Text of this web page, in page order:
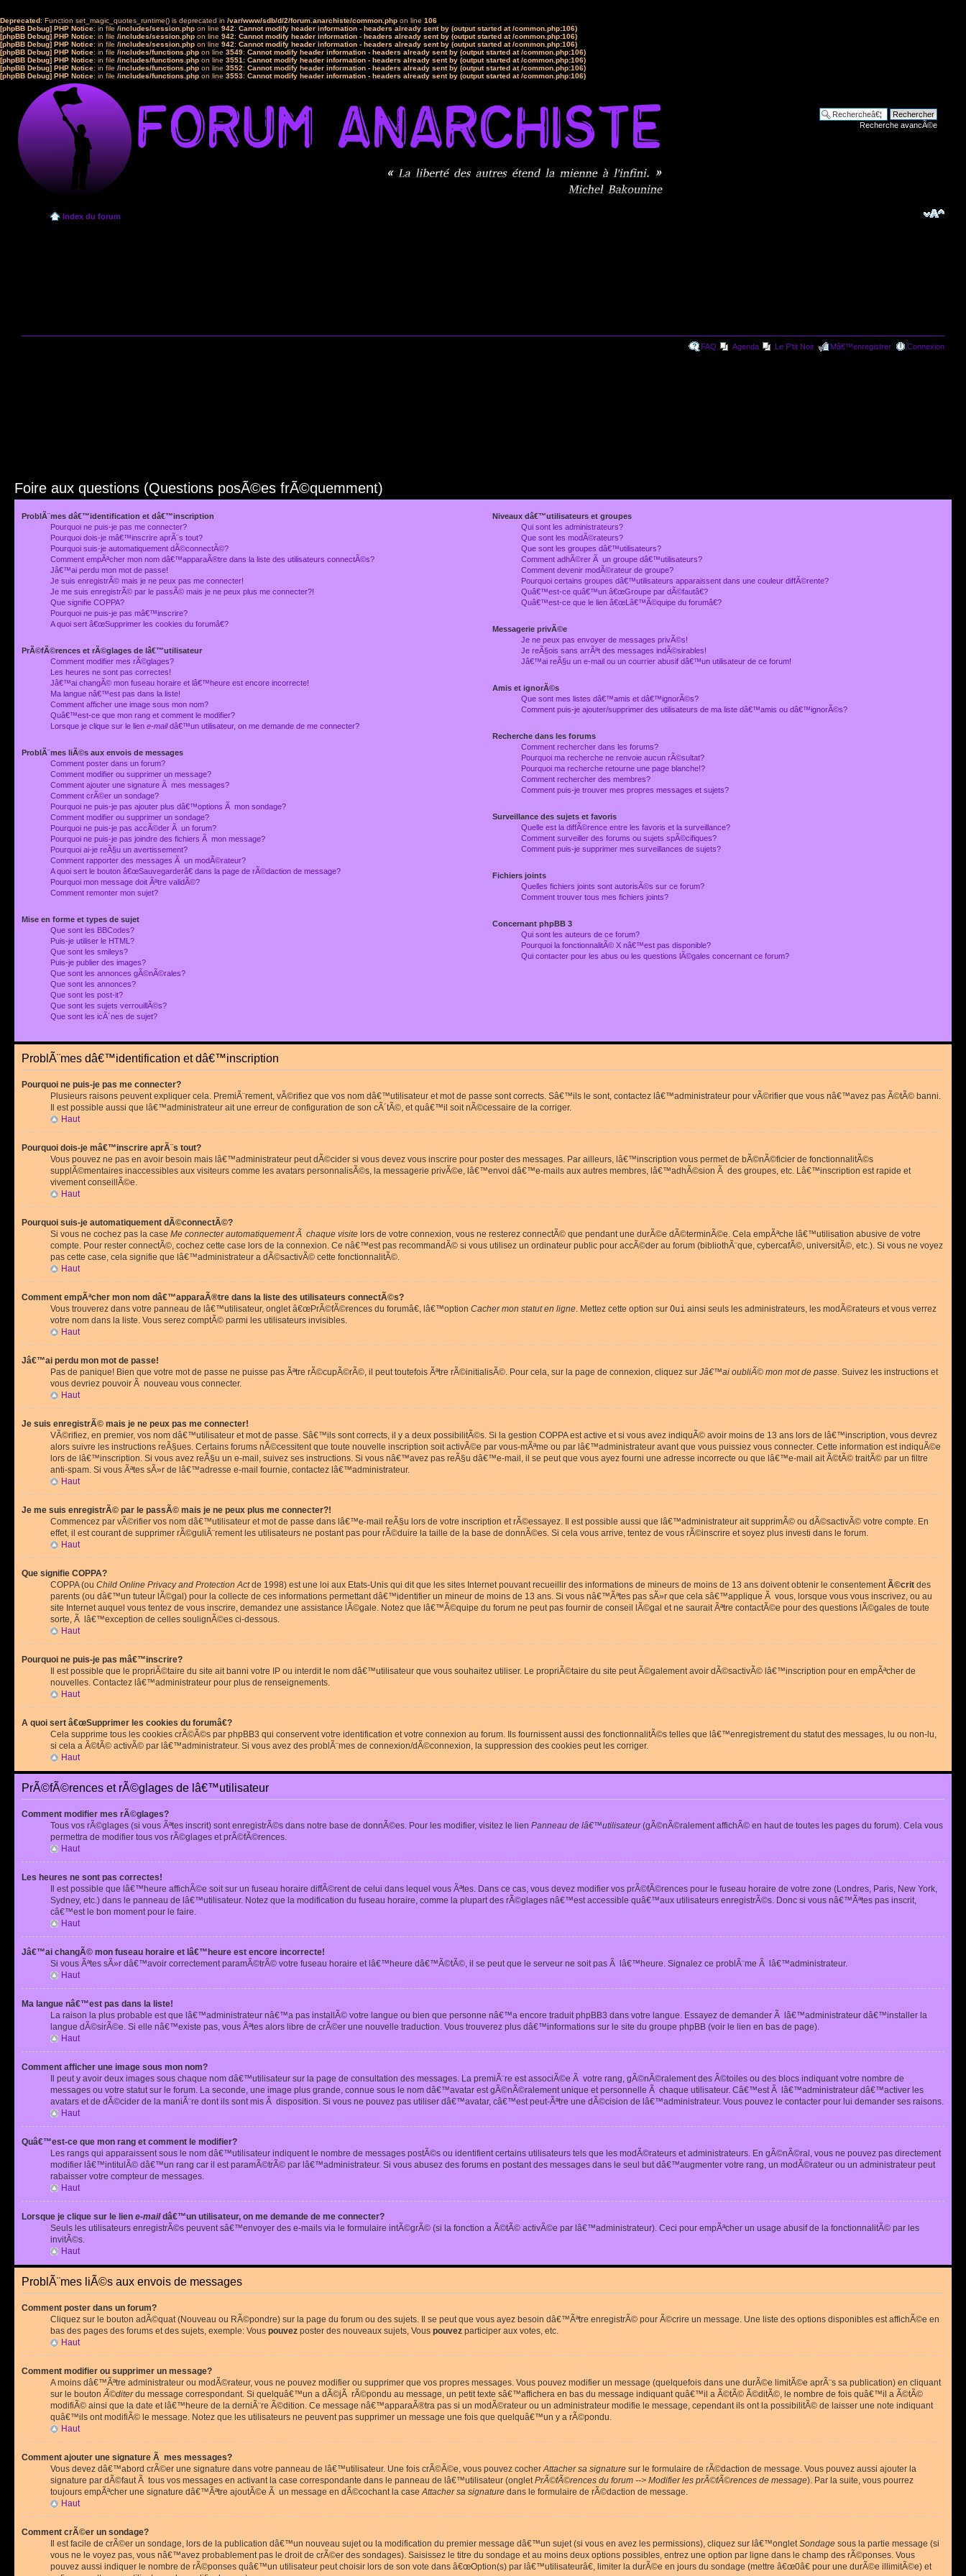
Deprecated: Function set_magic_quotes_runtime() is deprecated in /var/www/sdb/d/2/forum.anarchiste/common.php on line 106
[phpBB Debug] PHP Notice: in file /includes/session.php on line 942: Cannot modify header information - headers already sent by (output started at /common.php:106)
[phpBB Debug] PHP Notice: in file /includes/session.php on line 942: Cannot modify header information - headers already sent by (output started at /common.php:106)
[phpBB Debug] PHP Notice: in file /includes/session.php on line 942: Cannot modify header information - headers already sent by (output started at /common.php:106)
[phpBB Debug] PHP Notice: in file /includes/functions.php on line 3549: Cannot modify header information - headers already sent by (output started at /common.php:106)
[phpBB Debug] PHP Notice: in file /includes/functions.php on line 3551: Cannot modify header information - headers already sent by (output started at /common.php:106)
[phpBB Debug] PHP Notice: in file /includes/functions.php on line 3552: Cannot modify header information - headers already sent by (output started at /common.php:106)
[phpBB Debug] PHP Notice: in file /includes/functions.php on line 3553: Cannot modify header information - headers already sent by (output started at /common.php:106)
Recherche avancÃ©e
Index du forum
FAQ Agenda Le P'tit Noir Mâ€™enregistrer Connexion
Foire aux questions (Questions posÃ©es frÃ©quemment)
ProblÃ¨mes dâ€™identification et dâ€™inscription
Pourquoi ne puis-je pas me connecter?
Pourquoi dois-je mâ€™inscrire aprÃ¨s tout?
Pourquoi suis-je automatiquement dÃ©connectÃ©?
Comment empÃªcher mon nom dâ€™apparaÃ®tre dans la liste des utilisateurs connectÃ©s?
Jâ€™ai perdu mon mot de passe!
Je suis enregistrÃ© mais je ne peux pas me connecter!
Je me suis enregistrÃ© par le passÃ© mais je ne peux plus me connecter?!
Que signifie COPPA?
Pourquoi ne puis-je pas mâ€™inscrire?
A quoi sert â€œSupprimer les cookies du forumâ€?
PrÃ©fÃ©rences et rÃ©glages de lâ€™utilisateur
Comment modifier mes rÃ©glages?
Les heures ne sont pas correctes!
Jâ€™ai changÃ© mon fuseau horaire et lâ€™heure est encore incorrecte!
Ma langue nâ€™est pas dans la liste!
Comment afficher une image sous mon nom?
Quâ€™est-ce que mon rang et comment le modifier?
Lorsque je clique sur le lien e-maildâ€™un utilisateur, on me demande de me connecter?
ProblÃ¨mes liÃ©s aux envois de messages
Comment poster dans un forum?
Comment modifier ou supprimer un message?
Comment ajouter une signature Ã mes messages?
Comment crÃ©er un sondage?
Pourquoi ne puis-je pas ajouter plus dâ€™options Ã mon sondage?
Comment modifier ou supprimer un sondage?
Pourquoi ne puis-je pas accÃ©der Ã un forum?
Pourquoi ne puis-je pas joindre des fichiers Ã mon message?
Pourquoi ai-je reÃ§u un avertissement?
Comment rapporter des messages Ã un modÃ©rateur?
A quoi sert le bouton â€œSauvegarderâ€ dans la page de rÃ©daction de message?
Pourquoi mon message doit Ãªtre validÃ©?
Comment remonter mon sujet?
Mise en forme et types de sujet
Que sont les BBCodes?
Puis-je utiliser le HTML?
Que sont les smileys?
Puis-je publier des images?
Que sont les annonces gÃ©nÃ©rales?
Que sont les annonces?
Que sont les post-it?
Que sont les sujets verrouillÃ©s?
Que sont les icÃ´nes de sujet?
Niveaux dâ€™utilisateurs et groupes
Qui sont les administrateurs?
Que sont les modÃ©rateurs?
Que sont les groupes dâ€™utilisateurs?
Comment adhÃ©rer Ã un groupe dâ€™utilisateurs?
Comment devenir modÃ©rateur de groupe?
Pourquoi certains groupes dâ€™utilisateurs apparaissent dans une couleur diffÃ©rente?
Quâ€™est-ce quâ€™un â€œGroupe par dÃ©fautâ€?
Quâ€™est-ce que le lien â€œLâ€™Ã©quipe du forumâ€?
Messagerie privÃ©e
Je ne peux pas envoyer de messages privÃ©s!
Je reÃ§ois sans arrÃªt des messages indÃ©sirables!
Jâ€™ai reÃ§u un e-mail ou un courrier abusif dâ€™un utilisateur de ce forum!
Amis et ignorÃ©s
Que sont mes listes dâ€™amis et dâ€™ignorÃ©s?
Comment puis-je ajouter/supprimer des utilisateurs de ma liste dâ€™amis ou dâ€™ignorÃ©s?
Recherche dans les forums
Comment rechercher dans les forums?
Pourquoi ma recherche ne renvoie aucun rÃ©sultat?
Pourquoi ma recherche retourne une page blanche!?
Comment rechercher des membres?
Comment puis-je trouver mes propres messages et sujets?
Surveillance des sujets et favoris
Quelle est la diffÃ©rence entre les favoris et la surveillance?
Comment surveiller des forums ou sujets spÃ©cifiques?
Comment puis-je supprimer mes surveillances de sujets?
Fichiers joints
Quelles fichiers joints sont autorisÃ©s sur ce forum?
Comment trouver tous mes fichiers joints?
Concernant phpBB 3
Qui sont les auteurs de ce forum?
Pourquoi la fonctionnalitÃ© X nâ€™est pas disponible?
Qui contacter pour les abus ou les questions lÃ©gales concernant ce forum?
ProblÃ¨mes dâ€™identification et dâ€™inscription
Pourquoi ne puis-je pas me connecter?
Plusieurs raisons peuvent expliquer cela. PremiÃ¨rement, vÃ©rifiez que vos nom dâ€™utilisateur et mot de passe sont corrects. Sâ€™ils le sont, contactez lâ€™administrateur pour vÃ©rifier que vous nâ€™avez pas Ã©tÃ© banni.
Il est possible aussi que lâ€™administrateur ait une erreur de configuration de son cÃ´tÃ©, et quâ€™il soit nÃ©cessaire de la corriger.
Haut
Pourquoi dois-je mâ€™inscrire aprÃ¨s tout?
Vous pouvez ne pas en avoir besoin mais lâ€™administrateur peut dÃ©cider si vous devez vous inscrire pour poster des messages. Par ailleurs, lâ€™inscription vous permet de bÃ©nÃ©ficier de fonctionnalitÃ©s
supplÃ©mentaires inaccessibles aux visiteurs comme les avatars personnalisÃ©s, la messagerie privÃ©e, lâ€™envoi dâ€™e-mails aux autres membres, lâ€™adhÃ©sion Ã des groupes, etc. Lâ€™inscription est rapide et
vivement conseillÃ©e.
Haut
Pourquoi suis-je automatiquement dÃ©connectÃ©?
Si vous ne cochez pas la case Me connecter automatiquement Ã chaque visite lors de votre connexion, vous ne resterez connectÃ© que pendant une durÃ©e dÃ©terminÃ©e. Cela empÃªche lâ€™utilisation abusive de votre
compte. Pour rester connectÃ©, cochez cette case lors de la connexion. Ce nâ€™est pas recommandÃ© si vous utilisez un ordinateur public pour accÃ©der au forum (bibliothÃ¨que, cybercafÃ©, universitÃ©, etc.). Si vous ne voyez
pas cette case, cela signifie que lâ€™administrateur a dÃ©sactivÃ© cette fonctionnalitÃ©.
Haut
Comment empÃªcher mon nom dâ€™apparaÃ®tre dans la liste des utilisateurs connectÃ©s?
Vous trouverez dans votre panneau de lâ€™utilisateur, onglet â€œPrÃ©fÃ©rences du forumâ€, lâ€™option Cacher mon statut en ligne. Mettez cette option sur Oui ainsi seuls les administrateurs, les modÃ©rateurs et vous verrez
votre nom dans la liste. Vous serez comptÃ© parmi les utilisateurs invisibles.
Haut
Jâ€™ai perdu mon mot de passe!
Pas de panique! Bien que votre mot de passe ne puisse pas Ãªtre rÃ©cupÃ©rÃ©, il peut toutefois Ãªtre rÃ©initialisÃ©. Pour cela, sur la page de connexion, cliquez sur Jâ€™ai oubliÃ© mon mot de passe. Suivez les instructions et
vous devriez pouvoir Ã nouveau vous connecter.
Haut
Je suis enregistrÃ© mais je ne peux pas me connecter!
VÃ©rifiez, en premier, vos nom dâ€™utilisateur et mot de passe. Sâ€™ils sont corrects, il y a deux possibilitÃ©s. Si la gestion COPPA est active et si vous avez indiquÃ© avoir moins de 13 ans lors de lâ€™inscription, vous devrez
alors suivre les instructions reÃ§ues. Certains forums nÃ©cessitent que toute nouvelle inscription soit activÃ©e par vous-mÃªme ou par lâ€™administrateur avant que vous puissiez vous connecter. Cette information est indiquÃ©e
lors de lâ€™inscription. Si vous avez reÃ§u un e-mail, suivez ses instructions. Si vous nâ€™avez pas reÃ§u dâ€™e-mail, il se peut que vous ayez fourni une adresse incorrecte ou que lâ€™e-mail ait Ã©tÃ© traitÃ© par un filtre
anti-spam. Si vous Ãªtes sÃ»r de lâ€™adresse e-mail fournie, contactez lâ€™administrateur.
Haut
Je me suis enregistrÃ© par le passÃ© mais je ne peux plus me connecter?!
Commencez par vÃ©rifier vos nom dâ€™utilisateur et mot de passe dans lâ€™e-mail reÃ§u lors de votre inscription et rÃ©essayez. Il est possible aussi que lâ€™administrateur ait supprimÃ© ou dÃ©sactivÃ© votre compte. En
effet, il est courant de supprimer rÃ©guliÃ¨rement les utilisateurs ne postant pas pour rÃ©duire la taille de la base de donnÃ©es. Si cela vous arrive, tentez de vous rÃ©inscrire et soyez plus investi dans le forum.
Haut
Que signifie COPPA?
COPPA (ou Child Online Privacy and Protection Actde 1998) est une loi aux Etats-Unis qui dit que les sites Internet pouvant recueillir des informations de mineurs de moins de 13 ans doivent obtenir le consentementÃ©crit des
parents (ou dâ€™un tuteur lÃ©gal) pour la collecte de ces informations permettant dâ€™identifier un mineur de moins de 13 ans. Si vous nâ€™Ãªtes pas sÃ»r que cela sâ€™applique Ã vous, lorsque vous vous inscrivez, ou au
site Internet auquel vous tentez de vous inscrire, demandez une assistance lÃ©gale. Notez que lâ€™Ã©quipe du forum ne peut pas fournir de conseil lÃ©gal et ne saurait Ãªtre contactÃ©e pour des questions lÃ©gales de toute
sorte, Ã lâ€™exception de celles soulignÃ©es ci-dessous.
Haut
Pourquoi ne puis-je pas mâ€™inscrire?
Il est possible que le propriÃ©taire du site ait banni votre IP ou interdit le nom dâ€™utilisateur que vous souhaitez utiliser. Le propriÃ©taire du site peut Ã©galement avoir dÃ©sactivÃ© lâ€™inscription pour en empÃªcher de
nouvelles. Contactez lâ€™administrateur pour plus de renseignements.
Haut
A quoi sert â€œSupprimer les cookies du forumâ€?
Cela supprime tous les cookies crÃ©Ã©s par phpBB3 qui conservent votre identification et votre connexion au forum. Ils fournissent aussi des fonctionnalitÃ©s telles que lâ€™enregistrement du statut des messages, lu ou non-lu,
si cela a Ã©tÃ© activÃ© par lâ€™administrateur. Si vous avez des problÃ¨mes de connexion/dÃ©connexion, la suppression des cookies peut les corriger.
Haut
PrÃ©fÃ©rences et rÃ©glages de lâ€™utilisateur
Comment modifier mes rÃ©glages?
Tous vos rÃ©glages (si vous Ãªtes inscrit) sont enregistrÃ©s dans notre base de donnÃ©es. Pour les modifier, visitez le lien Panneau de lâ€™utilisateur(gÃ©nÃ©ralement affichÃ© en haut de toutes les pages du forum). Cela vous
permettra de modifier tous vos rÃ©glages et prÃ©fÃ©rences.
Haut
Les heures ne sont pas correctes!
Il est possible que lâ€™heure affichÃ©e soit sur un fuseau horaire diffÃ©rent de celui dans lequel vous Ãªtes. Dans ce cas, vous devez modifier vos prÃ©fÃ©rences pour le fuseau horaire de votre zone (Londres, Paris, New York,
Sydney, etc.) dans le panneau de lâ€™utilisateur. Notez que la modification du fuseau horaire, comme la plupart des rÃ©glages nâ€™est accessible quâ€™aux utilisateurs enregistrÃ©s. Donc si vous nâ€™Ãªtes pas inscrit,
câ€™est le bon moment pour le faire.
Haut
Jâ€™ai changÃ© mon fuseau horaire et lâ€™heure est encore incorrecte!
Si vous Ãªtes sÃ»r dâ€™avoir correctement paramÃ©trÃ© votre fuseau horaire et lâ€™heure dâ€™Ã©tÃ©, il se peut que le serveur ne soit pas Ã lâ€™heure. Signalez ce problÃ¨me Ã lâ€™administrateur.
Haut
Ma langue nâ€™est pas dans la liste!
La raison la plus probable est que lâ€™administrateur nâ€™a pas installÃ© votre langue ou bien que personne nâ€™a encore traduit phpBB3 dans votre langue. Essayez de demander Ã lâ€™administrateur dâ€™installer la
langue dÃ©sirÃ©e. Si elle nâ€™existe pas, vous Ãªtes alors libre de crÃ©er une nouvelle traduction. Vous trouverez plus dâ€™informations sur le site du groupe phpBB (voir le lien en bas de page).
Haut
Comment afficher une image sous mon nom?
Il peut y avoir deux images sous chaque nom dâ€™utilisateur sur la page de consultation des messages. La premiÃ¨re est associÃ©e Ã votre rang, gÃ©nÃ©ralement des Ã©toiles ou des blocs indiquant votre nombre de
messages ou votre statut sur le forum. La seconde, une image plus grande, connue sous le nom dâ€™avatar est gÃ©nÃ©ralement unique et personnelle Ã chaque utilisateur. Câ€™est Ã lâ€™administrateur dâ€™activer les
avatars et de dÃ©cider de la maniÃ¨re dont ils sont mis Ã disposition. Si vous ne pouvez pas utiliser dâ€™avatar, câ€™est peut-Ãªtre une dÃ©cision de lâ€™administrateur. Vous pouvez le contacter pour lui demander ses raisons.
Haut
Quâ€™est-ce que mon rang et comment le modifier?
Les rangs qui apparaissent sous le nom dâ€™utilisateur indiquent le nombre de messages postÃ©s ou identifient certains utilisateurs tels que les modÃ©rateurs et administrateurs. En gÃ©nÃ©ral, vous ne pouvez pas directement
modifier lâ€™intitulÃ© dâ€™un rang car il est paramÃ©trÃ© par lâ€™administrateur. Si vous abusez des forums en postant des messages dans le seul but dâ€™augmenter votre rang, un modÃ©rateur ou un administrateur peut
rabaisser votre compteur de messages.
Haut
Lorsque je clique sur le lien e-maildâ€™un utilisateur, on me demande de me connecter?
Seuls les utilisateurs enregistrÃ©s peuvent sâ€™envoyer des e-mails via le formulaire intÃ©grÃ© (si la fonction a Ã©tÃ© activÃ©e par lâ€™administrateur). Ceci pour empÃªcher un usage abusif de la fonctionnalitÃ© par les
invitÃ©s.
Haut
ProblÃ¨mes liÃ©s aux envois de messages
Comment poster dans un forum?
Cliquez sur le bouton adÃ©quat (Nouveau ou RÃ©pondre) sur la page du forum ou des sujets. Il se peut que vous ayez besoin dâ€™Ãªtre enregistrÃ© pour Ã©crire un message. Une liste des options disponibles est affichÃ©e en
bas des pages des forums et des sujets, exemple: Vous pouvez poster des nouveaux sujets, Vous pouvez participer aux votes, etc.
Haut
Comment modifier ou supprimer un message?
A moins dâ€™Ãªtre administrateur ou modÃ©rateur, vous ne pouvez modifier ou supprimer que vos propres messages. Vous pouvez modifier un message (quelquefois dans une durÃ©e limitÃ©e aprÃ¨s sa publication) en cliquant
sur le boutonÃ©diterdu message correspondant. Si quelquâ€™un a dÃ©jÃ rÃ©pondu au message, un petit texte sâ€™affichera en bas du message indiquant quâ€™il a Ã©tÃ© Ã©ditÃ©, le nombre de fois quâ€™il a Ã©tÃ©
modifiÃ© ainsi que la date et lâ€™heure de la derniÃ¨re Ã©dition. Ce message nâ€™apparaÃ®tra pas si un modÃ©rateur ou un administrateur modifie le message, cependant ils ont la possibilitÃ© de laisser une note indiquant
quâ€™ils ont modifiÃ© le message. Notez que les utilisateurs ne peuvent pas supprimer un message une fois que quelquâ€™un y a rÃ©pondu.
Haut
Comment ajouter une signature Ã mes messages?
Vous devez dâ€™abord crÃ©er une signature dans votre panneau de lâ€™utilisateur. Une fois crÃ©Ã©e, vous pouvez cocherAttacher sa signature sur le formulaire de rÃ©daction de message. Vous pouvez aussi ajouter la
signature par dÃ©faut Ã tous vos messages en activant la case correspondante dans le panneau de lâ€™utilisateur (ongletPrÃ©fÃ©rences du forum --> Modifier les prÃ©fÃ©rences de message). Par la suite, vous pourrez
toujours empÃªcher une signature dâ€™Ãªtre ajoutÃ©e Ã un message en dÃ©cochant la caseAttacher sa signature dans le formulaire de rÃ©daction de message.
Haut
Comment crÃ©er un sondage?
Il est facile de crÃ©er un sondage, lors de la publication dâ€™un nouveau sujet ou la modification du premier message dâ€™un sujet (si vous en avez les permissions), cliquez sur lâ€™ongletSondage sous la partie message (si
vous ne le voyez pas, vous nâ€™avez probablement pas le droit de crÃ©er des sondages). Saisissez le titre du sondage et au moins deux options possibles, entrez une option par ligne dans le champ des rÃ©ponses. Vous
pouvez aussi indiquer le nombre de rÃ©ponses quâ€™un utilisateur peut choisir lors de son vote dans â€œOption(s) par lâ€™utilisateurâ€, limiter la durÃ©e en jours du sondage (mettre â€œ0â€ pour une durÃ©e illimitÃ©e) et